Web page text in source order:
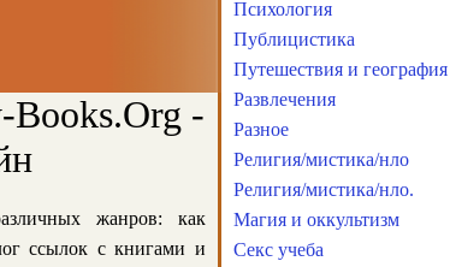
Books.Org -
жанров: как
ссылок с книгами и
Психология
Публицистика
Путешествия и география
Развлечения
Разное
Религия/мистика/нло
Религия/мистика/нло.
Магия и оккультизм
Секс учеба